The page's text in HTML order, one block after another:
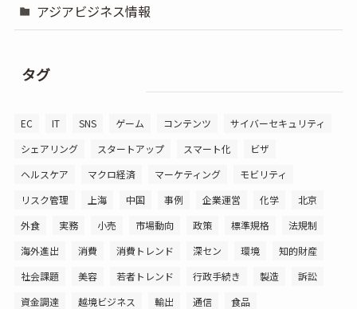
アジアビジネス情報
タグ
EC IT SNS ゲーム コンテンツ
サイバーセキュリティ
シェアリング
スタートアップ スマート化
ビザ
ヘルスケア
マクロ経済 マーケティング
モビリティ
リスク管理
上海 中国 事例 企業運営 化学
北京
外食
実務 小売 市場動向 政策 標準規格
法規制
海外進出
消費 消費トレンド 深セン 環境
知的財産
社会課題
美容 若者トレンド 行政手続き 製造
訴訟
資金調達
越境ビジネス 輸出 通信 食品